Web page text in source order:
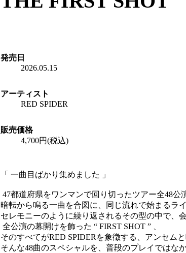
発売日
2026.05.15
アーティスト
RED SPIDER
販売価格
4,700円(税込)
「 一曲目ばかり集めました 」
47都道府県をワンマンで回り切ったツアー全48公
暗転から鳴る一曲を合図に、同じ流れで始まるライ
セレモニーのように繰り返されるその型の中で、
全公演の幕開けを飾った “ FIRST SHOT ” 、
そのすべてがRED SPIDERを象徴する、アンセム
そんな48曲のスペシャルを、普段のプレイではな